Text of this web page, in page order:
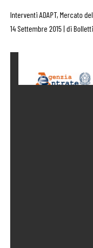
Interventi ADAPT, Mercato
14 Settembre 2015 | di